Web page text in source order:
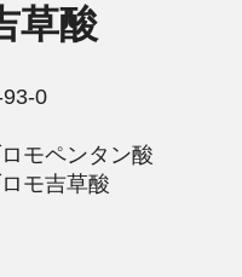
草酸
0
モペンタン酸
モ吉草酸